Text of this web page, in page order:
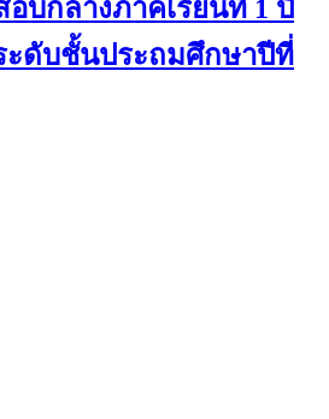
อบกลางภาคเรียนที่ 1 ปี
ะดับชั้นประถมศึกษาปีที่